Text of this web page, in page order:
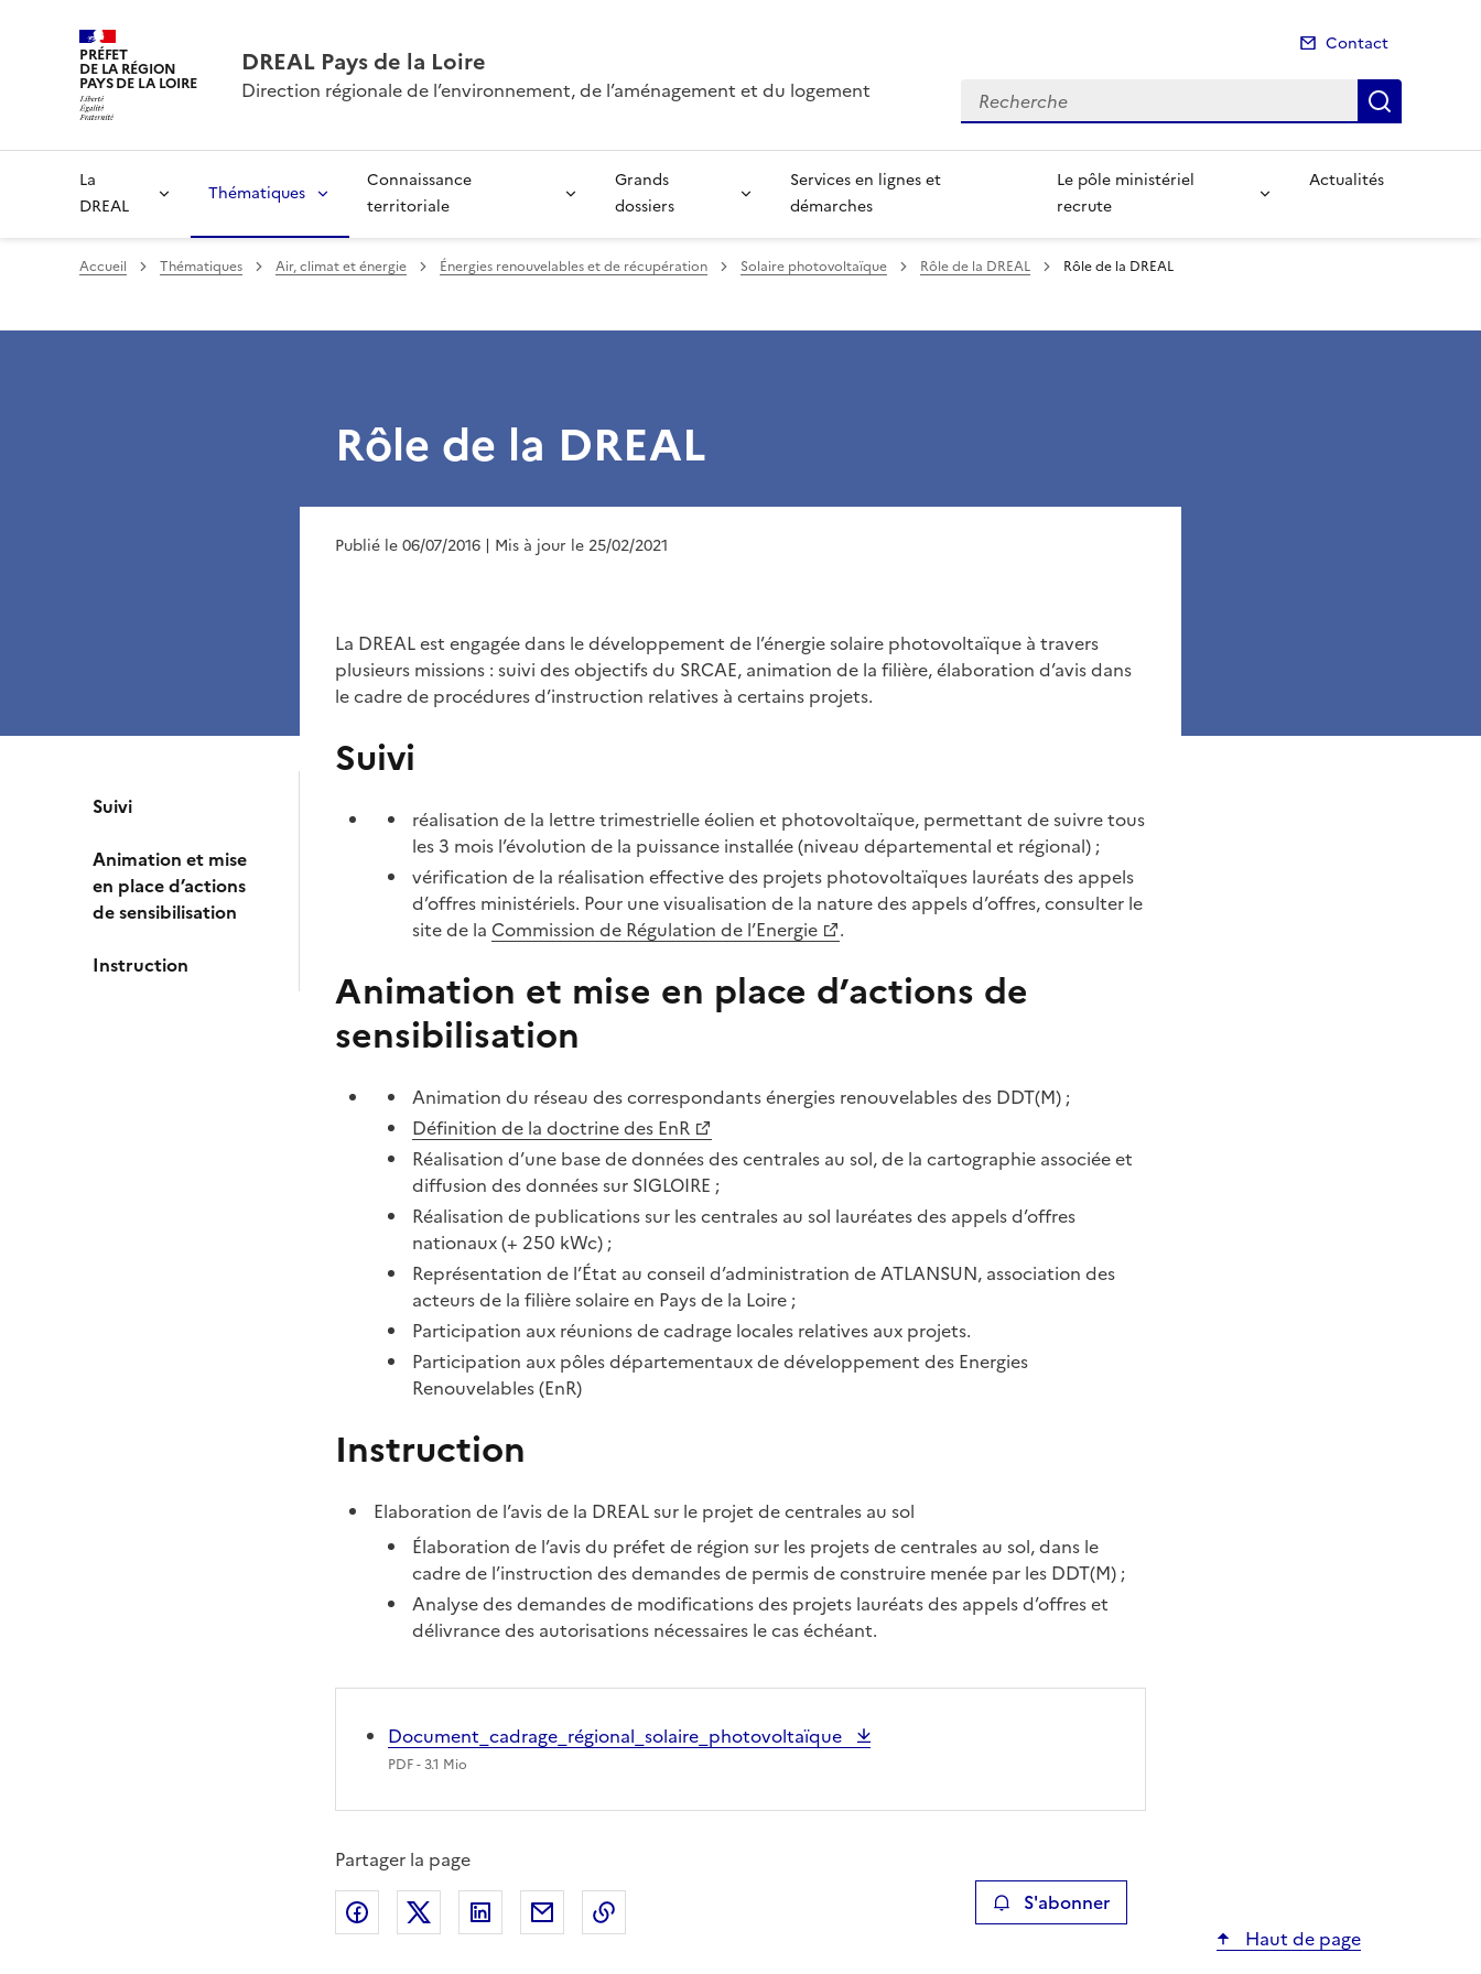
PRÉFET
DE LA RÉGION
PAYS DE LA LOIRE
DREAL Pays de la Loire
Direction régionale de l’environnement, de l’aménagement et du logement
Contact
Recherche
La
DREAL
Thématiques
Connaissance
territoriale
Grands
dossiers
Services en lignes et
démarches
Le pôle ministériel
recrute
Actualités
Accueil Thématiques Air, climat et énergie Énergies renouvelables et de récupération Solaire photovoltaïque Rôle de la DREAL Rôle de la DREAL
Suivi
Animation et mise
en place d’actions
de sensibilisation
Instruction
Rôle de la DREAL
Publié le 06/07/2016 | Mis à jour le 25/02/2021
La DREAL est engagée dans le développement de l’énergie solaire photovoltaïque à travers
plusieurs missions : suivi des objectifs du SRCAE, animation de la filière, élaboration d’avis dans
le cadre de procédures d’instruction relatives à certains projets.
Suivi
réalisation de la lettre trimestrielle éolien et photovoltaïque, permettant de suivre tous
les 3 mois l’évolution de la puissance installée (niveau départemental et régional) ;
vérification de la réalisation effective des projets photovoltaïques lauréats des appels
d’offres ministériels. Pour une visualisation de la nature des appels d’offres, consulter le
site de la Commission de Régulation de l’Energie .
Animation et mise en place d’actions de
sensibilisation
Animation du réseau des correspondants énergies renouvelables des DDT(M) ;
Définition de la doctrine des EnR
Réalisation d’une base de données des centrales au sol, de la cartographie associée et
diffusion des données sur SIGLOIRE ;
Réalisation de publications sur les centrales au sol lauréates des appels d’offres
nationaux (+ 250 kWc) ;
Représentation de l’État au conseil d’administration de ATLANSUN, association des
acteurs de la filière solaire en Pays de la Loire ;
Participation aux réunions de cadrage locales relatives aux projets.
Participation aux pôles départementaux de développement des Energies
Renouvelables (EnR)
Instruction
Elaboration de l’avis de la DREAL sur le projet de centrales au sol
Élaboration de l’avis du préfet de région sur les projets de centrales au sol, dans le
cadre de l’instruction des demandes de permis de construire menée par les DDT(M) ;
Analyse des demandes de modifications des projets lauréats des appels d’offres et
délivrance des autorisations nécessaires le cas échéant.
Document_cadrage_régional_solaire_photovoltaïque
PDF- 3.1 Mio
Partager la page
Partager sur Facebook
Partager sur XPartager sur LinkedIn
Partager par emailCopier le lien de la page dans le presse-papier S'abonner
Haut de page